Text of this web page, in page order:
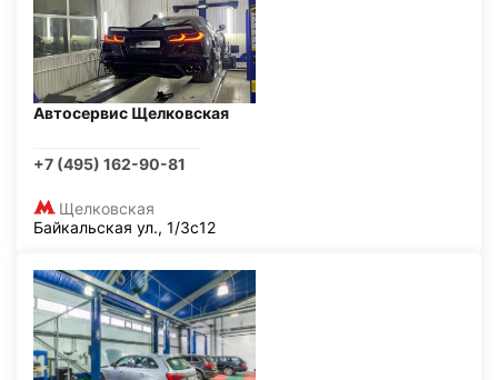
Автосервис Щелковская
+7 (495) 162-90-81
Щелковская
Байкальская ул., 1/3с12